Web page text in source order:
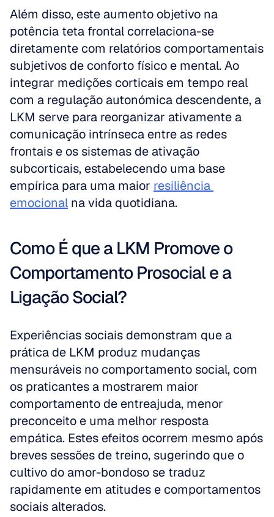
Além disso, este aumento objetivo na
potência teta frontal correlaciona-se
diretamente com relatórios comportamentais
subjetivos de conforto físico e mental. Ao
integrar medições corticais em tempo real
com a regulação autonómica descendente, a
LKM serve para reorganizar ativamente a
comunicação intrínseca entre as redes
frontais e os sistemas de ativação
subcorticais, estabelecendo uma base
empírica para uma maior resiliência
emocional na vida quotidiana.
Como É que a LKM Promove o
Comportamento Prosocial e a
Ligação Social?
Experiências sociais demonstram que a
prática de LKM produz mudanças
mensuráveis no comportamento social, com
os praticantes a mostrarem maior
comportamento de entreajuda, menor
preconceito e uma melhor resposta
empática. Estes efeitos ocorrem mesmo após
breves sessões de treino, sugerindo que o
cultivo do amor-bondoso se traduz
rapidamente em atitudes e comportamentos
sociais alterados.